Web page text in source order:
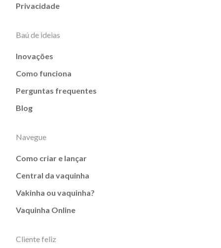
Privacidade
Baú de ideias
Inovações
Como funciona
Perguntas frequentes
Blog
Navegue
Como criar e lançar
Central da vaquinha
Vakinha ou vaquinha?
Vaquinha Online
Cliente feliz